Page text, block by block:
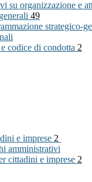
su organizzazione e
49
strategico-
codice di condotta 2
e imprese 2
amministrativi
cittadini e imprese 2